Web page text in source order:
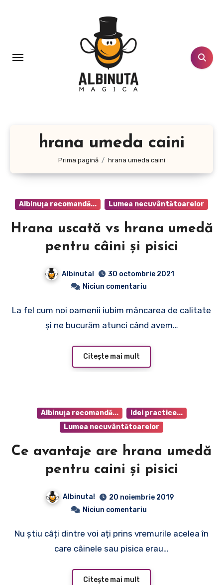
hrana umeda caini
Prima pagină hrana umeda caini
Albinuţa recomandă... Lumea necuvântătoarelor
Hrana uscată vs hrana umedă
pentru câini și pisici
Albinuta!
30 octombrie 2021
Niciun comentariu
La fel cum noi oamenii iubim mâncarea de calitate
și ne bucurăm atunci când avem…
Citește mai mult
Albinuţa recomandă...
Idei practice...
Lumea necuvântătoarelor
Ce avantaje are hrana umedă
pentru caini și pisici
Albinuta!
20 noiembrie 2019
Niciun comentariu
Nu știu câți dintre voi ați prins vremurile acelea în
care câinele sau pisica erau…
Citește mai mult